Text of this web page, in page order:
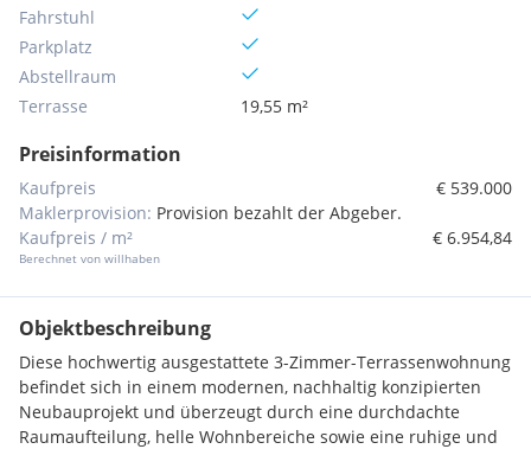
Fahrstuhl
Parkplatz
Abstellraum
Terrasse
19,55 m²
Preisinformation
Kaufpreis
€ 539.000
Maklerprovision: Provision bezahlt der Abgeber.
Kaufpreis / m²
Berechnet von willhaben
€ 6.954,84
Objektbeschreibung
Diese hochwertig ausgestattete 3-Zimmer-Terrassenwohnung
befindet sich in einem modernen, nachhaltig konzipierten
Neubauprojekt und überzeugt durch eine durchdachte
Raumaufteilung, helle Wohnbereiche sowie eine ruhige und